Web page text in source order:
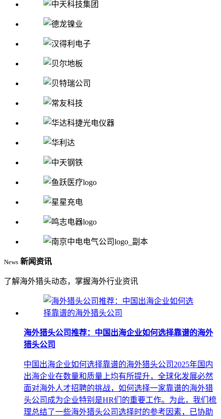
News 新闻资讯
了解海外猎头动态，掌握海外行业资讯
海外猎头公司推荐：中国出海企业如何选择靠谱的海外
猎头公司
中国出海企业如何选择靠谱的海外猎头公司2025年国内
出海企业在数量和质量上均有所提升，全球化发展必然
面对海外人才招聘的挑战，如何选择一家靠谱的海外猎
头公司成为企业特别是HR们的重要工作。为此，我们梳
理总结了一些海外猎头公司选择时的参考因素，已协助